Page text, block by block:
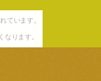
ています。
ります。